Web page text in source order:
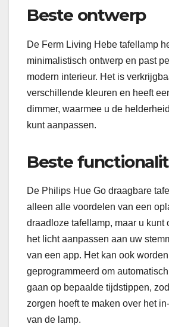
Beste ontwerp
De Ferm Living Hebe tafellamp
minimalistisch ontwerp en past
modern interieur. Het is
verschillende kleuren en heeft
dimmer, waarmee u de
kunt aanpassen.
Beste
De Philips Hue Go draagbare
alleen alle voordelen van een
draadloze tafellamp, maar u kunt
het licht aanpassen aan uw
van een app. Het kan ook worden
geprogrammeerd om
gaan op bepaalde tijdstippen,
zorgen hoeft te maken over het
van de lamp.